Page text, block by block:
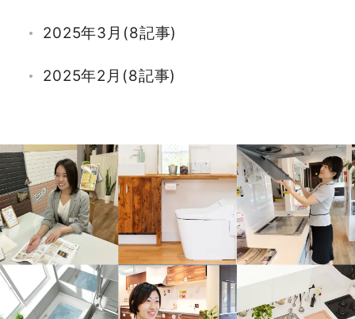
2025年3月(8記事)
2025年2月(8記事)
2024年12月(6記事)
2024年11月(4記事)
2024年10月(14記事)
2024年9月(9記事)